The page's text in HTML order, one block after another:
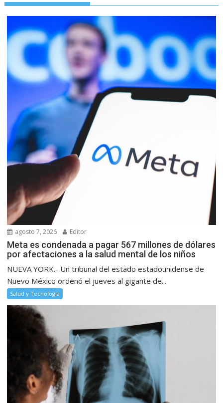
agosto 7, 2026 Editor
Meta es condenada a pagar 567 millones de dólares
por afectaciones a la salud mental de los niños
NUEVA YORK.- Un tribunal del estado estadounidense de
Nuevo México ordenó el jueves al gigante de...
Salud y Tecnología